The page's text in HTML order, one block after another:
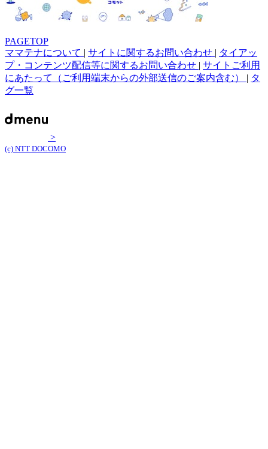
PAGETOP
ママテナについて | サイトに関するお問い合わせ | タイアッ
プ・コンテンツ配信等に関するお問い合わせ | サイトご利用
にあたって（ご利用端末からの外部送信のご案内含む） | タ
グ一覧
>
(c) NTT DOCOMO